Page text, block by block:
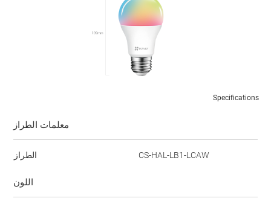
Specifications
معلمات الطراز
الطراز CS-HAL-LB1-LCAW
اللون